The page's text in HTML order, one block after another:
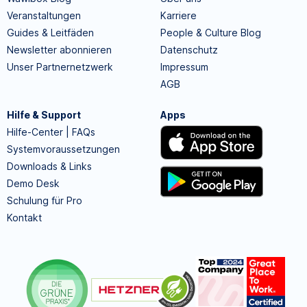
Veranstaltungen
Guides & Leitfäden
Newsletter abonnieren
Unser Partnernetzwerk
Karriere
People & Culture Blog
Datenschutz
Impressum
AGB
Hilfe & Support
Hilfe-Center | FAQs
Systemvoraussetzungen
Downloads & Links
Demo Desk
Schulung für Pro
Kontakt
Apps